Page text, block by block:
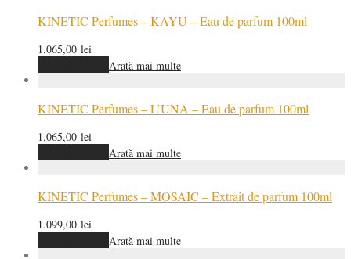
KINETIC Perfumes – KAYU – Eau de parfum 100ml
1.065,00 lei
Arată mai multe
KINETIC Perfumes – L’UNA – Eau de parfum 100ml
1.065,00 lei
Arată mai multe
KINETIC Perfumes – MOSAIC – Extrait de parfum 100ml
1.099,00 lei
Arată mai multe